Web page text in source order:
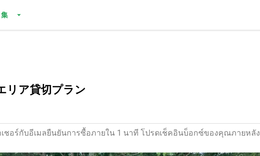
集
リア貸切プラン
เชอร์กับอีเมลยืนยันการซื้อภายใน 1 นาที โปรดเช็คอินบ็อกซ์ของคุณภายหลัง